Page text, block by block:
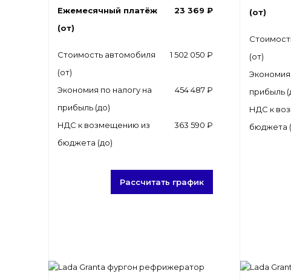
Ежемесячный платёж
(от)
23 369 ₽
Стоимость автомобиля
(от)
1 502 050 ₽
Экономия по налогу на
прибыль (до)
454 487 ₽
НДС к возмещению из
бюджета (до)
363 590 ₽
Рассчитать график
(от)
(от)
Экономия
прибыль
НДС к
бюджета